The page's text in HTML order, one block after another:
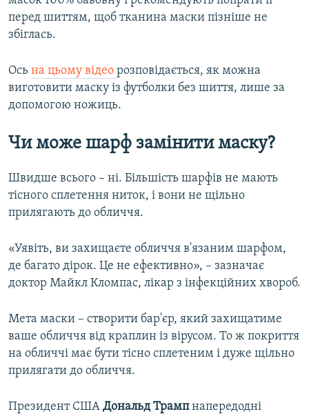
перед шиттям, щоб тканина маски пізніше не
збіглась.
Ось на цьому відео розповідається, як можна
виготовити маску із футболки без шиття, лише за
допомогою ножиць.
Чи може шарф замінити маску?
Швидше всього – ні. Більшість шарфів не мають
тісного сплетення ниток, і вони не щільно
прилягають до обличчя.
«Уявіть, ви захищаєте обличчя в'язаним шарфом,
де багато дірок. Це не ефективно», – зазначає
доктор Майкл Кломпас, лікар з інфекційних хвороб.
Мета маски – створити бар'єр, який захищатиме
ваше обличчя від краплин із вірусом. То ж покриття
на обличчі має бути тісно сплетеним і дуже щільно
прилягати до обличчя.
Президент США Дональд Трампнапередодні